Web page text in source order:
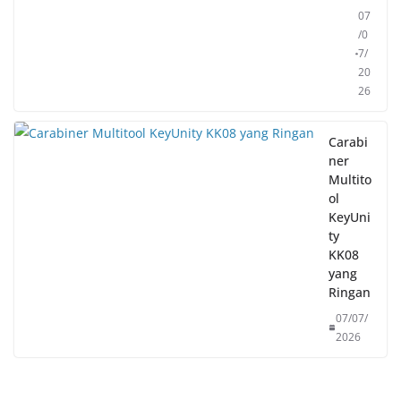
07
/0
7/
20
26
Carabi
ner
Multito
ol
KeyUni
ty
KK08
yang
Ringan
07/07/
2026